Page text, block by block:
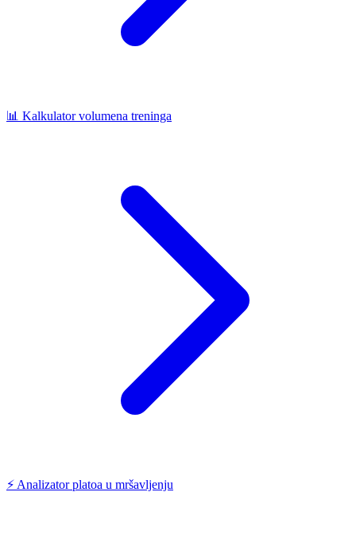
📊 Kalkulator volumena treninga
⚡ Analizator platoa u mršavljenju